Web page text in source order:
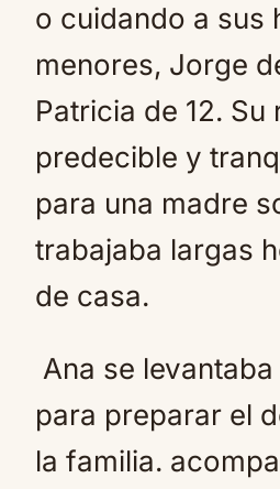
o cuidando a sus
menores, Jorge
Patricia de 12. Su
predecible y
para una madre
trabajaba largas
de casa.
Ana se
para preparar el
la familia.